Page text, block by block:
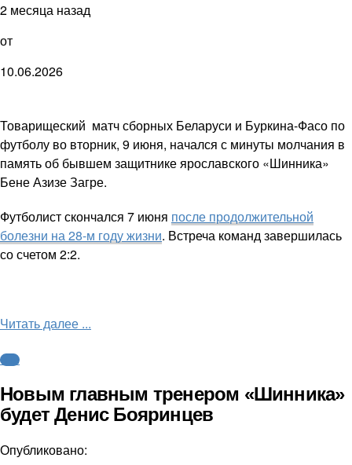
2 месяца назад
от
10.06.2026
Товарищеский матч сборных Беларуси и Буркина-Фасо по
футболу во вторник, 9 июня, начался с минуты молчания в
память об бывшем защитнике ярославского «Шинника»
Бене Азизе Загре.
Футболист скончался 7 июня после продолжительной
болезни на 28-м году жизни. Встреча команд завершилась
со счетом 2:2.
Читать далее ...
ФНЛ
Новым главным тренером «Шинника»
будет Денис Бояринцев
Опубликовано: